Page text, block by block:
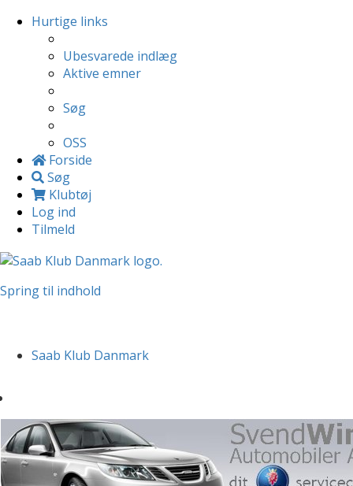
Hurtige links
Ubesvarede indlæg
Aktive emner
Søg
OSS
Forside
Søg
Klubtøj
Log ind
Tilmeld
Spring til indhold
Saab Klub Danmark